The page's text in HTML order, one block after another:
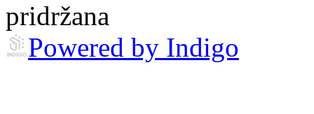
pridržana
Powered by Indigo